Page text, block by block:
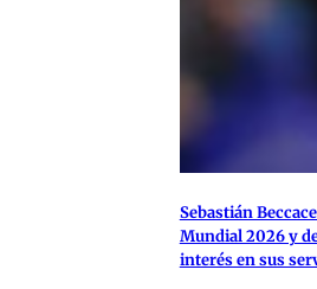
Sebastián
Mundial 2026 y
interés en sus